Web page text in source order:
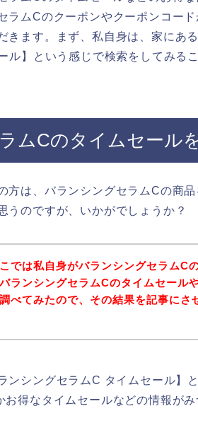
ラムCのクーポンやクーポンコード
きます。まず、私自身は、家にあ
ル】という感じで検索をしてみる
ムCのタイムセール
方は、バランシングセラムCの商
うのですが、いかがでしょうか？
では私自身がバランシングセラムC
ランシングセラムCのタイムセール
べてみたので、その結果を記事にさ
ンシングセラムC タイムセール】
得なタイムセールなどの情報が